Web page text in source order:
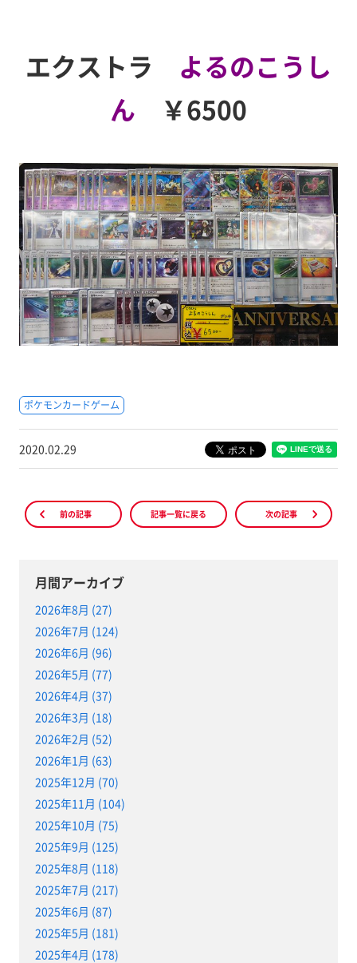
エクストラ よるのこうし
ん ￥6500
ポケモンカードゲーム
2020.02.29
前の記事 記事一覧に戻る 次の記事
月間アーカイブ
2026年8月 (27)
2026年7月 (124)
2026年6月 (96)
2026年5月 (77)
2026年4月 (37)
2026年3月 (18)
2026年2月 (52)
2026年1月 (63)
2025年12月 (70)
2025年11月 (104)
2025年10月 (75)
2025年9月 (125)
2025年8月 (118)
2025年7月 (217)
2025年6月 (87)
2025年5月 (181)
2025年4月 (178)